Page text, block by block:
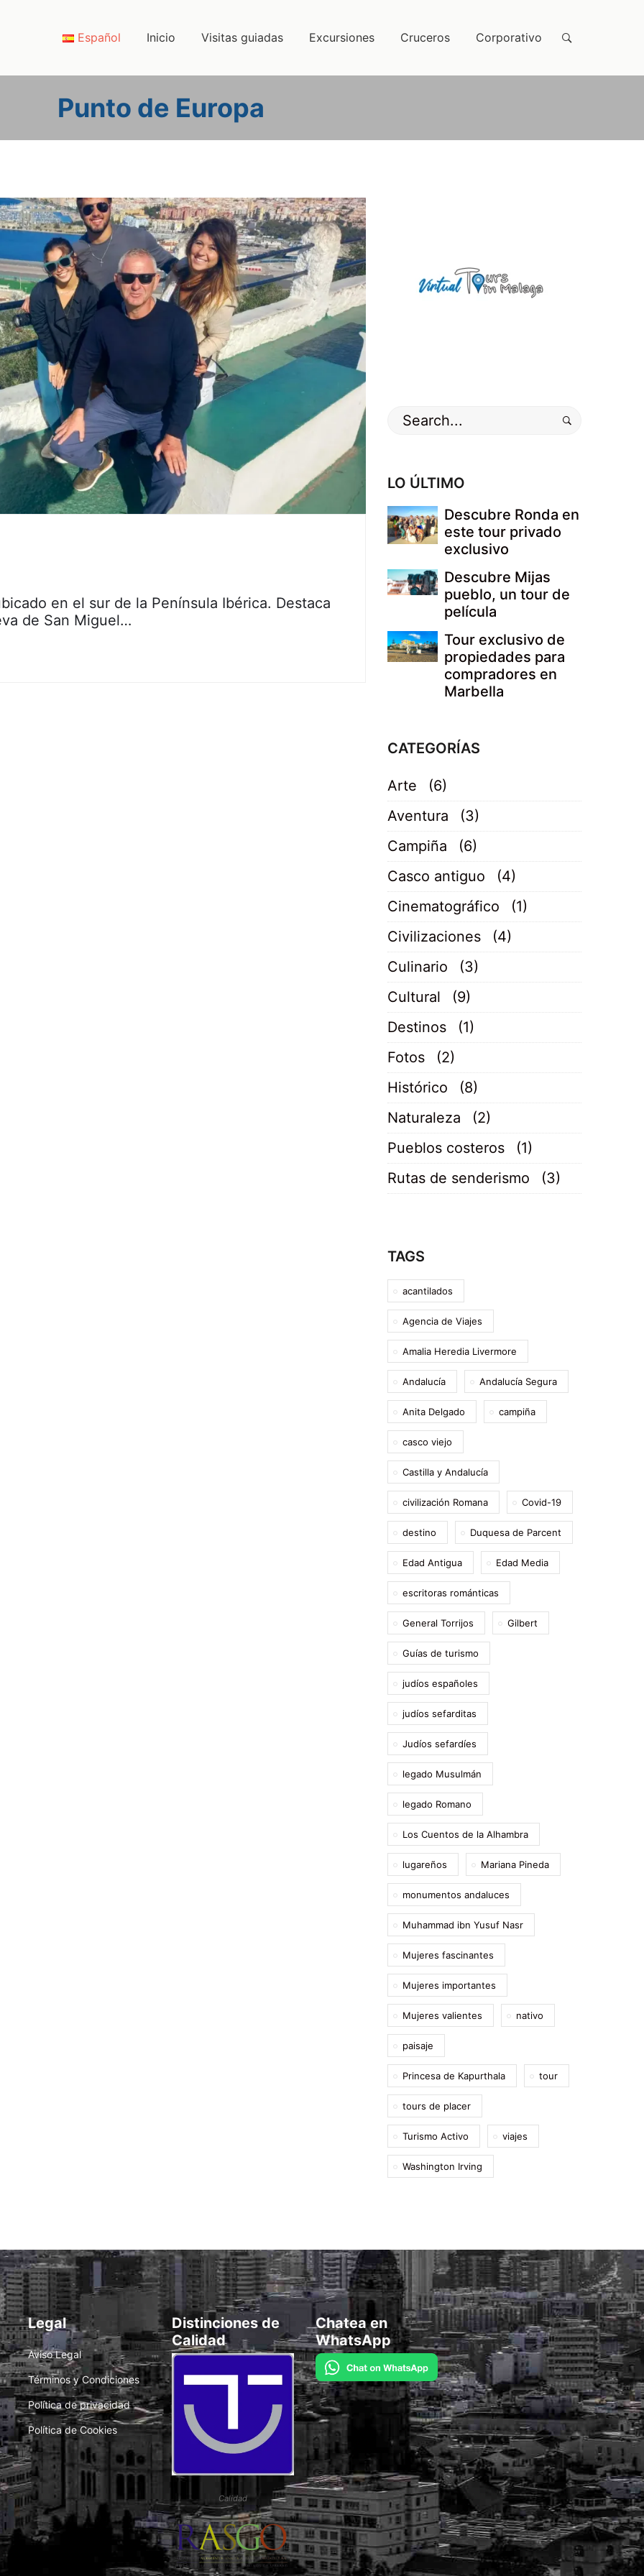
Español Inicio Visitas guiadas Excursiones Cruceros Corporativo
Punto de Europa
en el sur de la Península Ibérica. Destaca
de San Miguel…
Buscar
por:
LO ÚLTIMO
Descubre Ronda en
este tour privado
exclusivo
Descubre Mijas
pueblo, un tour de
película
Tour exclusivo de
propiedades para
compradores en
Marbella
CATEGORÍAS
Arte
(6)
Aventura
(3)
Campiña
(6)
Casco antiguo
(4)
Cinematográfico
(1)
Civilizaciones
(4)
Culinario
(3)
Cultural
(9)
Destinos
(1)
Fotos
(2)
Histórico
(8)
Naturaleza
(2)
Pueblos costeros
(1)
Rutas de senderismo
(3)
TAGS
acantilados
Agencia de Viajes
Amalia Heredia Livermore
Andalucía Andalucía Segura
Anita Delgado campiña
casco viejo
Castilla y Andalucía
civilización Romana Covid-19
destino Duquesa de Parcent
Edad Antigua Edad Media
escritoras románticas
General Torrijos Gilbert
Guías de turismo
judíos españoles
judíos sefarditas
Judíos sefardíes
legado Musulmán
legado Romano
Los Cuentos de la Alhambra
lugareños Mariana Pineda
monumentos andaluces
Muhammad ibn Yusuf Nasr
Mujeres fascinantes
Mujeres importantes
Mujeres valientes nativo
paisaje
Princesa de Kapurthala tour
tours de placer
Turismo Activo viajes
Washington Irving
Legal
Aviso Legal
Términos y Condiciones
Política de privacidad
Política de Cookies
Distinciones de
Calidad
Calidad
Chatea en
WhatsApp